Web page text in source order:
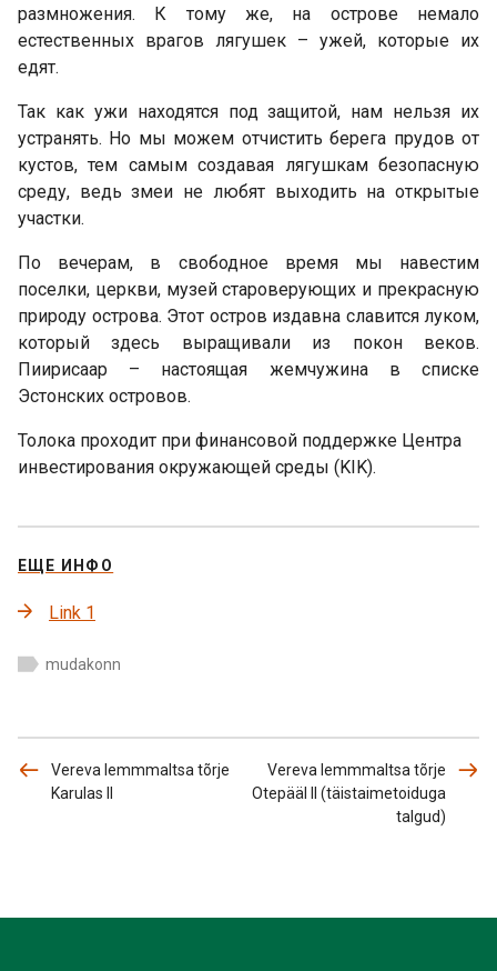
размножения. К тому же, на острове немало
естественных врагов лягушек – ужей, которые их
едят.
Так как ужи находятся под защитой, нам нельзя их
устранять. Но мы можем отчистить берега прудов от
кустов, тем самым создавая лягушкам безопасную
среду, ведь змеи не любят выходить на открытые
участки.
По вечерам, в свободное время мы навестим
поселки, церкви, музей староверующих и прекрасную
природу острова. Этот остров издавна славится луком,
который здесь выращивали из покон веков.
Пиирисаар – настоящая жемчужина в списке
Эстонских островов.
Толока проходит при финансовой поддержке Центра
инвестирования окружающей среды (KIK).
ЕЩЕ ИНФО
Link 1
mudakonn
Vereva lemmmaltsa tõrje
Karulas II
Vereva lemmmaltsa tõrje
Otepääl II (täistaimetoiduga
talgud)